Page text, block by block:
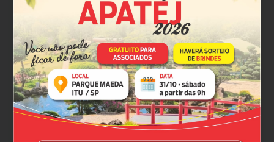
TJ-SP celebra 152 anos. Veja vídeo de comemoração
Vídeo em comemoração aos 152 anos do Tribunal de Justiça
de São Paulo, celebrados em 3/2/2026.
VEJA MAIS